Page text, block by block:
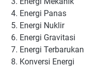
4. Energi Panas
5. Energi Nuklir
6. Energi Gravitasi
7. Energi Terbarukan
8. Konversi Energi